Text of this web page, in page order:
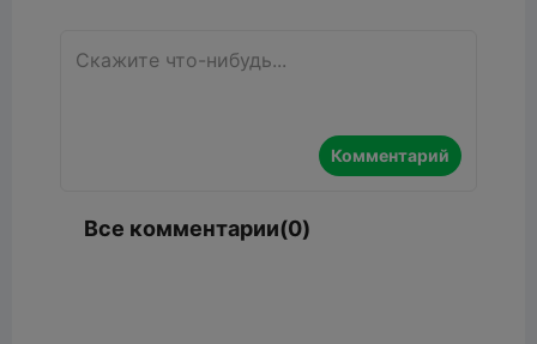
Комментарий
Все комментарии(0)